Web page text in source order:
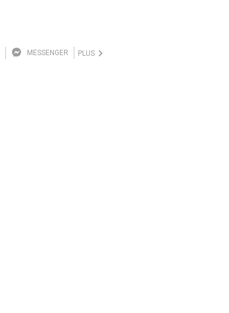
MESSENGER PLUS